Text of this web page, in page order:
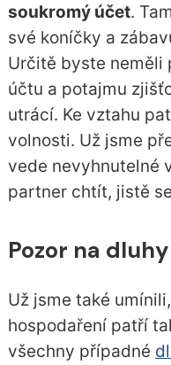
soukromý účet.
své koníčky a
Určitě byste neměli
účtu a potajmu
utrácí. Ke vztahu
volnosti. Už jsme
vede nevyhnutelné
partner chtít, jistě
Pozor na dluhy
Už jsme také
hospodaření patří
všechny případné